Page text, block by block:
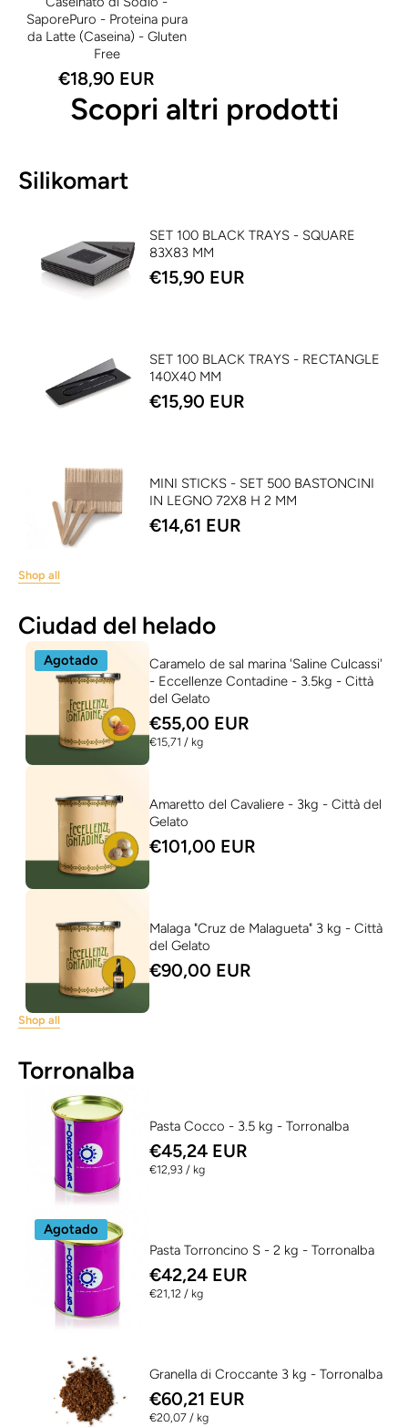
SaporePuro - Proteina pura
da Latte (Caseina) - Gluten
Free
€18,90 EUR
Scopri altri prodotti
Silikomart
SET 100 BLACK TRAYS - SQUARE
83X83 MM
€15,90 EUR
SET 100 BLACK TRAYS - RECTANGLE
140X40 MM
€15,90 EUR
MINI STICKS - SET 500 BASTONCINI
IN LEGNO 72X8 H 2 MM
€14,61 EUR
Shop all
Ciudad del helado
Agotado
Caramelo de sal marina 'Saline Culcassi'
- Eccellenze Contadine - 3.5kg - Città
del Gelato
€55,00 EUR
€15,71 / per
kg
Amaretto del Cavaliere - 3kg - Città del
Gelato
€101,00 EUR
Malaga "Cruz de Malagueta" 3 kg - Città
del Gelato
€90,00 EUR
Shop all
Torronalba
Pasta Cocco - 3.5 kg - Torronalba
€45,24 EUR
€12,93 / per
kg
Agotado
Pasta Torroncino S - 2 kg - Torronalba
€42,24 EUR
€21,12 / per
kg
Granella di Croccante 3 kg - Torronalba
€60,21 EUR
€20,07 / per
kg